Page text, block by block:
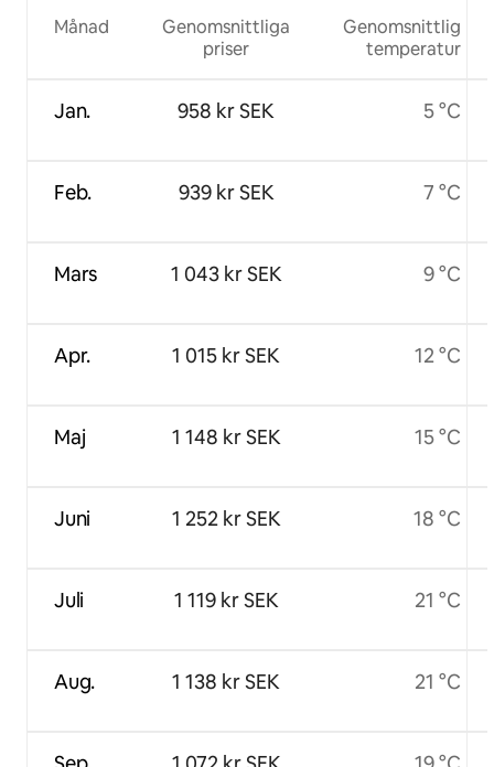
Månad
Jan.
Feb.
Mars
Apr.
Maj
Juni
Juli
Aug.
Genomsnittliga
priser
958 kr SEK
939 kr SEK
1 043 kr SEK
1 015 kr SEK
1 148 kr SEK
1 252 kr SEK
1 119 kr SEK
1 138 kr SEK
Genomsnittlig
temperatur
5 °C
7 °C
9 °C
12 °C
15 °C
18 °C
21 °C
21 °C